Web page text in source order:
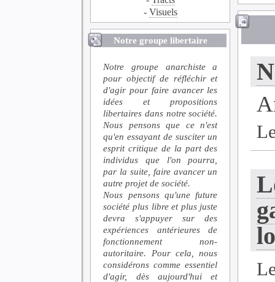
- Visuels
Notre groupe libertaire
Notre groupe anarchiste a
pour objectif de réfléchir et
d'agir pour faire avancer les
idées et propositions
libertaires dans notre société.
Nous pensons que ce n'est
qu'en essayant de susciter un
esprit critique de la part des
individus que l'on pourra,
par la suite, faire avancer un
autre projet de société.
Nous pensons qu'une future
société plus libre et plus juste
devra s'appuyer sur des
expériences antérieures de
fonctionnement non-
autoritaire. Pour cela, nous
considérons comme essentiel
d'agir, dès aujourd'hui et